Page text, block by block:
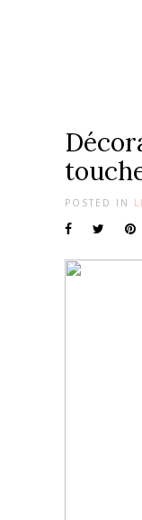
POSTED IN